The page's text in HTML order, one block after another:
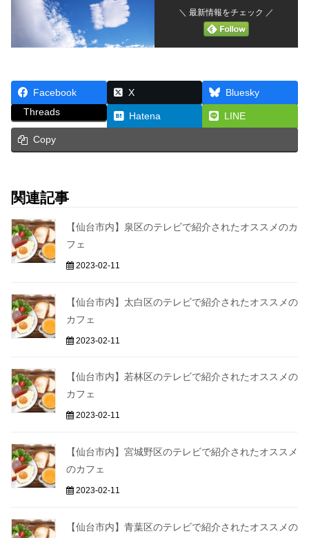
＼ 最新情報をチェック ／
Facebook X
Bluesky
Threads
Hatena LINE
Copy
関連記事
【仙台市内】泉区のテレビで紹介されたオススメのカ
フェ
2023-02-11
【仙台市内】太白区のテレビで紹介されたオススメの
カフェ
2023-02-11
【仙台市内】若林区のテレビで紹介されたオススメの
カフェ
2023-02-11
【仙台市内】宮城野区のテレビで紹介されたオススメ
のカフェ
2023-02-11
【仙台市内】青葉区のテレビで紹介されたオススメの